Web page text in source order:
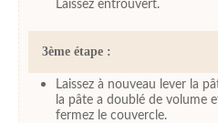
Laissez entrouvert.
3ème étape :
Laissez à nouveau lever la
la pâte a doublé de volume
fermez le couvercle.